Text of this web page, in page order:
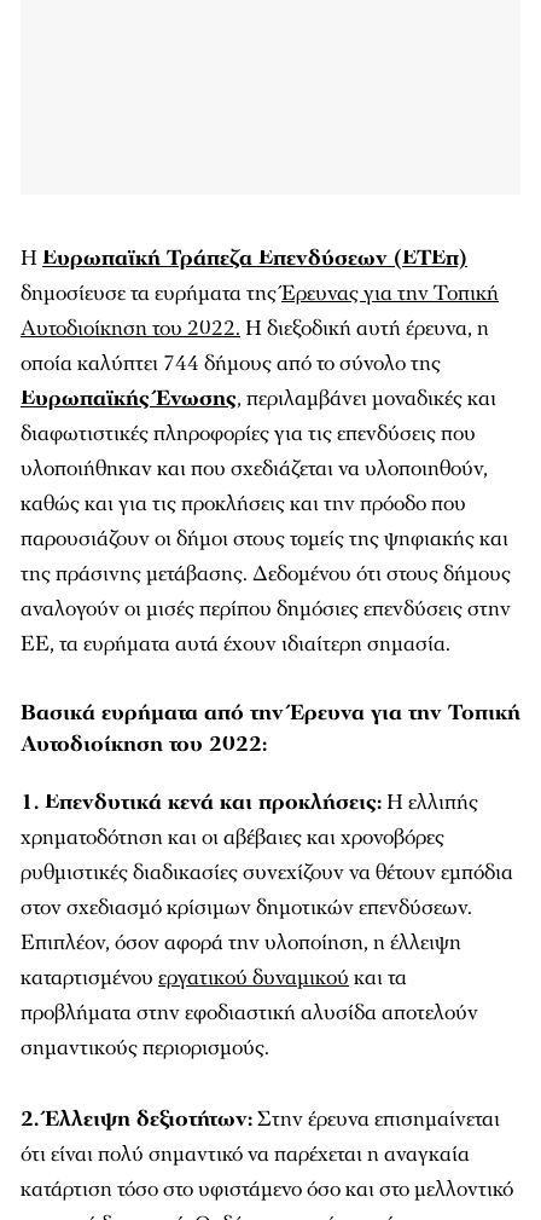
ΗΕυρωπαϊκή Τράπεζα Επενδύσεων (ΕΤΕπ)
δημοσίευσε τα ευρήματα τηςΈρευνας για την Τοπική
Αυτοδιοίκηση του 2022. Η διεξοδική αυτή έρευνα, η
οποία καλύπτει 744 δήμους από το σύνολο της
Ευρωπαϊκής Ένωσης, περιλαμβάνει μοναδικές και
διαφωτιστικές πληροφορίες για τις επενδύσεις που
υλοποιήθηκαν και που σχεδιάζεται να υλοποιηθούν,
καθώς και για τις προκλήσεις και την πρόοδο που
παρουσιάζουν οι δήμοι στους τομείς της ψηφιακής και
της πράσινης μετάβασης. Δεδομένου ότι στους δήμους
αναλογούν οι μισές περίπου δημόσιες επενδύσεις στην
ΕΕ, τα ευρήματα αυτά έχουν ιδιαίτερη σημασία.
Βασικά ευρήματα από την Έρευνα για την Τοπική
Αυτοδιοίκηση του 2022:
1. Επενδυτικά κενά και προκλήσεις:Η ελλιπής
χρηματοδότηση και οι αβέβαιες και χρονοβόρες
ρυθμιστικές διαδικασίες συνεχίζουν να θέτουν εμπόδια
στον σχεδιασμό κρίσιμων δημοτικών επενδύσεων.
Επιπλέον, όσον αφορά την υλοποίηση, η έλλειψη
καταρτισμένου εργατικού δυναμικού και τα
προβλήματα στην εφοδιαστική αλυσίδα αποτελούν
σημαντικούς περιορισμούς.
2. Έλλειψη δεξιοτήτων:Στην έρευνα επισημαίνεται
ότι είναι πολύ σημαντικό να παρέχεται η αναγκαία
κατάρτιση τόσο στο υφιστάμενο όσο και στο μελλοντικό